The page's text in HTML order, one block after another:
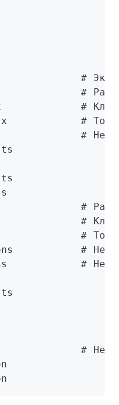
#
#
#
#
#
#
#
#
#
#
#